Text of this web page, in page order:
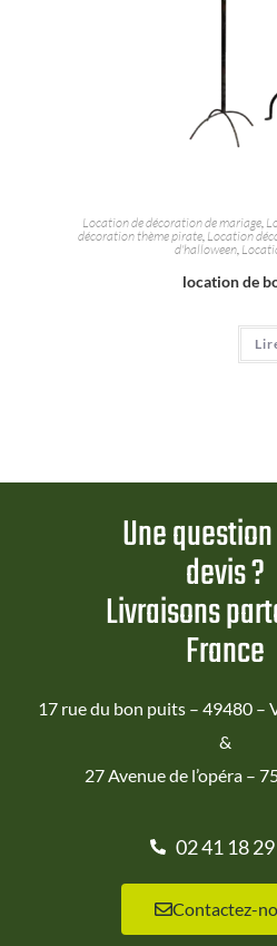
Location de décoration de mariage,
décoration thème pirate, Location
d'halloween,
location de
Une
devis ?
Livraisons
France
17 rue du bon puits – 49480 –
&
27 Avenue de l’opéra –
02 41 18
Contactez-